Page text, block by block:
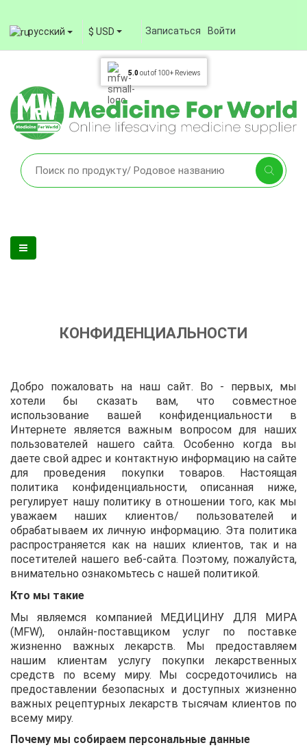
русский $ USD Записаться Войти
5.0out of 100+ Reviews
КОНФИДЕНЦИАЛЬНОСТИ
Добро пожаловать на наш сайт. Во - первых, мы
хотели бы сказать вам, что совместное
использование вашей конфиденциальности в
Интернете является важным вопросом для наших
пользователей нашего сайта. Особенно когда вы
даете свой адрес и контактную информацию на сайте
для проведения покупки товаров. Настоящая
политика конфиденциальности, описанная ниже,
регулирует нашу политику в отношении того, как мы
уважаем наших клиентов/ пользователей и
обрабатываем их личную информацию. Эта политика
распространяется как на наших клиентов, так и на
посетителей нашего веб-сайта. Поэтому, пожалуйста,
внимательно ознакомьтесь с нашей политикой.
Кто мы такие
Мы являемся компанией МЕДИЦИНУ ДЛЯ МИРА
(MFW), онлайн-поставщиком услуг по поставке
жизненно важных лекарств. Мы предоставляем
нашим клиентам услугу покупки лекарственных
средств по всему миру. Мы сосредоточились на
предоставлении безопасных и доступных жизненно
важных рецептурных лекарств тысячам клиентов по
всему миру.
Почему мы собираем персональные данные